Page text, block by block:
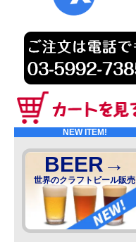
NEW ITEM!
BEER→
世界のクラフトビール販売